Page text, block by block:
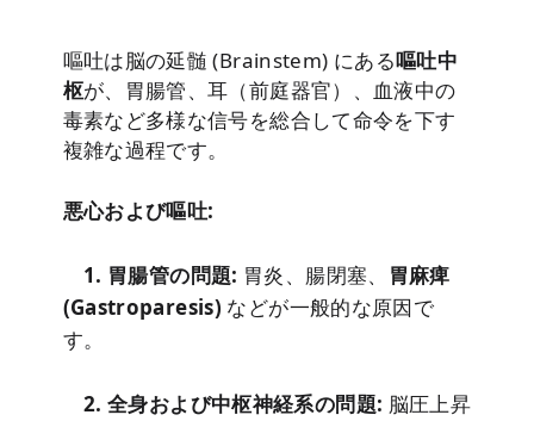
嘔吐は脳の延髄 (Brainstem) にある嘔吐中
枢が、胃腸管、耳（前庭器官）、血液中の
毒素など多様な信号を総合して命令を下す
複雑な過程です。
悪心および嘔吐:
1. 胃腸管の問題: 胃炎、腸閉塞、 胃麻痺
(Gastroparesis) などが一般的な原因で
す。
2. 全身および中枢神経系の問題: 脳圧上昇